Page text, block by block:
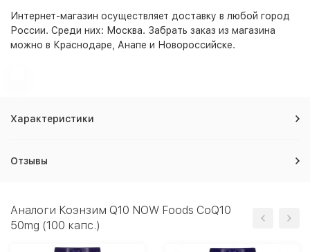
Интернет-магазин осуществляет доставку в любой город
России. Среди них: Москва. Забрать заказ из магазина
можно в Краснодаре, Анапе и Новороссийске.
Характеристики
Отзывы
Аналоги Коэнзим Q10 NOW Foods CoQ10
50mg (100 капс.)